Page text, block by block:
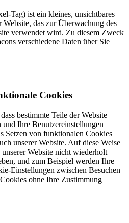
Tag) ist ein kleines, unsichtbares
das zur Überwachung des
verwendet wird. Zu diesem Zweck
verschiedene Daten über Sie
Cookies
bestimmte Teile der Website
Ihre Benutzereinstellungen
Setzen von funktionalen Cookies
unserer Website. Auf diese Weise
Website nicht wiederholt
und zum Beispiel werden Ihre
Einstellungen zwischen Besuchen
ohne Ihre Zustimmung